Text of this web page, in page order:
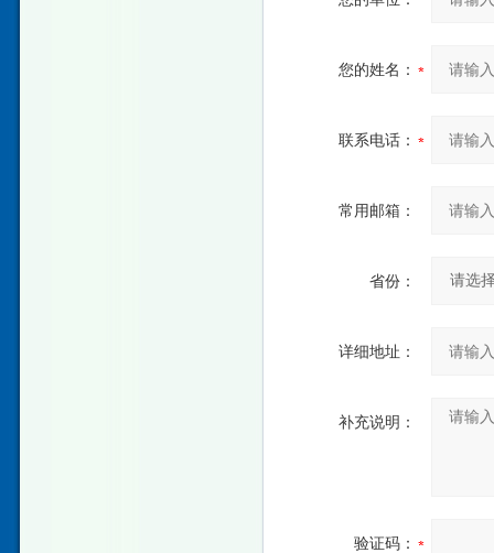
您的姓名：
联系电话：
常用邮箱：
省份：
详细地址：
补充说明：
验证码：